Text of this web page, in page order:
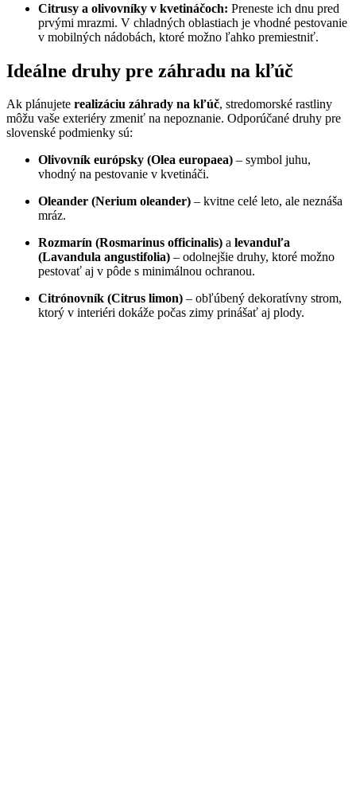
Citrusy a olivovníky v kvetináčoch: Preneste ich dnu pred
prvými mrazmi. V chladných oblastiach je vhodné pestovanie
v mobilných nádobách, ktoré možno ľahko premiestniť.
Ideálne druhy pre záhradu na kľúč
Ak plánujete realizáciu záhrady na kľúč, stredomorské rastliny
môžu vaše exteriéry zmeniť na nepoznanie. Odporúčané druhy pre
slovenské podmienky sú:
Olivovník európsky (Olea europaea) – symbol juhu,
vhodný na pestovanie v kvetináči.
Oleander (Nerium oleander) – kvitne celé leto, ale neznáša
mráz.
Rozmarín (Rosmarinus officinalis) a levanduľa
(Lavandula angustifolia) – odolnejšie druhy, ktoré možno
pestovať aj v pôde s minimálnou ochranou.
Citrónovník (Citrus limon) – obľúbený dekoratívny strom,
ktorý v interiéri dokáže počas zimy prinášať aj plody.